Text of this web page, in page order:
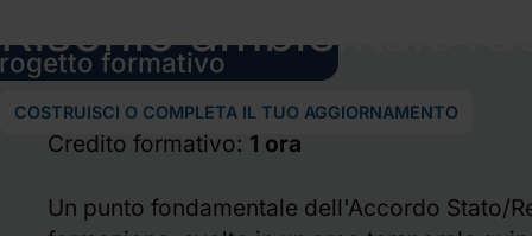
Learning
Rischio ambientale
COSTRUISCI O COMPLETA IL TUO AGGIORNAMENTO
formativo
Credito formativo: 1 ora
Un punto fondamentale dell'Accordo Stato/